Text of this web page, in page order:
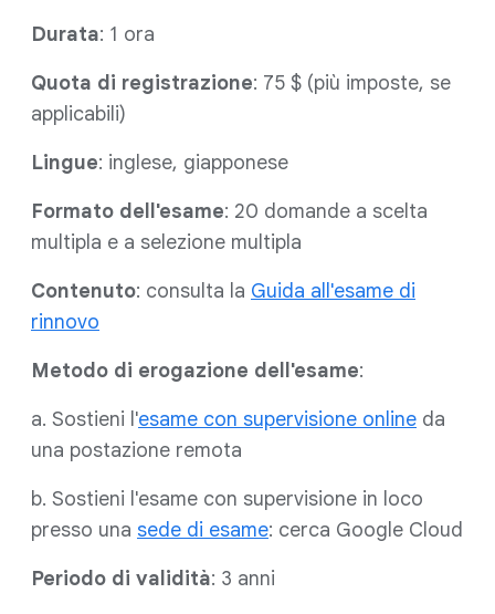
Durata: 1 ora
Quota di registrazione: 75 $ (più imposte, se
applicabili)
Lingue: inglese, giapponese
Formato dell'esame: 20 domande a scelta
multipla e a selezione multipla
Contenuto: consulta la Guida all'esame di
rinnovo
Metodo di erogazione dell'esame:
a. Sostieni l'esame con supervisione online da
una postazione remota
b. Sostieni l'esame con supervisione in loco
presso una sede di esame: cerca Google Cloud
Periodo di validità: 3 anni